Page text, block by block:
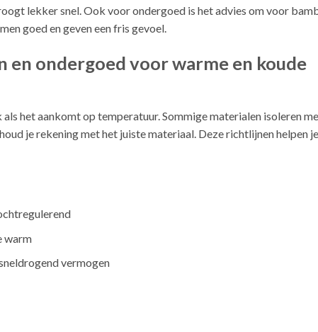
lekker snel. Ook voor ondergoed is het advies om voor
goed en geven een fris gevoel.
en ondergoed voor warme en koude
het aankomt op temperatuur. Sommige materialen isoleren
je rekening met het juiste materiaal. Deze richtlijnen helpen je
warm
vermogen